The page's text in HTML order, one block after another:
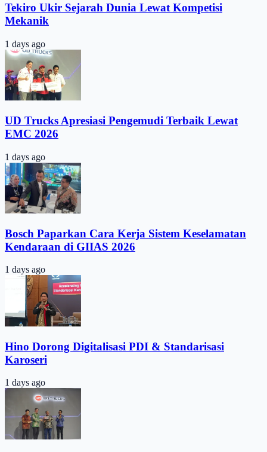
Tekiro Ukir Sejarah Dunia Lewat Kompetisi
Mekanik
1 days ago
UD Trucks Apresiasi Pengemudi Terbaik Lewat
EMC 2026
1 days ago
Bosch Paparkan Cara Kerja Sistem Keselamatan
Kendaraan di GIIAS 2026
1 days ago
Hino Dorong Digitalisasi PDI & Standarisasi
Karoseri
1 days ago